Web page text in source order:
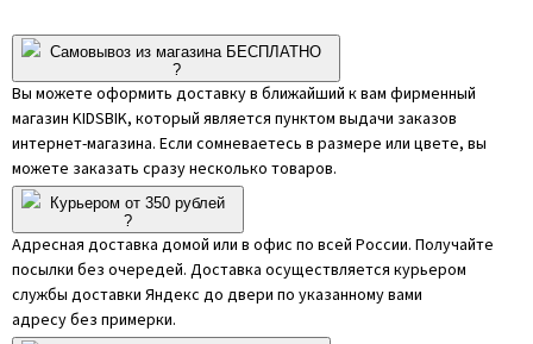
Самовывоз из магазина БЕСПЛАТНО
?
Вы можете оформить доставку в ближайший к вам фирменный
магазин KIDSBIK, который является пунктом выдачи заказов
интернет-магазина. Если сомневаетесь в размере или цвете, вы
можете заказать сразу несколько товаров.
Курьером от 350 рублей
?
Адресная доставка домой или в офис по всей России. Получайте
посылки без очередей. Доставка осуществляется курьером
службы доставки Яндекс до двери по указанному вами
адресу без примерки.